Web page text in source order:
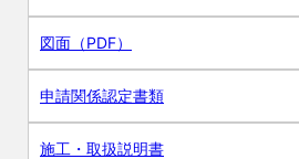
図面（PDF）
申請関係認定書類
施工・取扱説明書